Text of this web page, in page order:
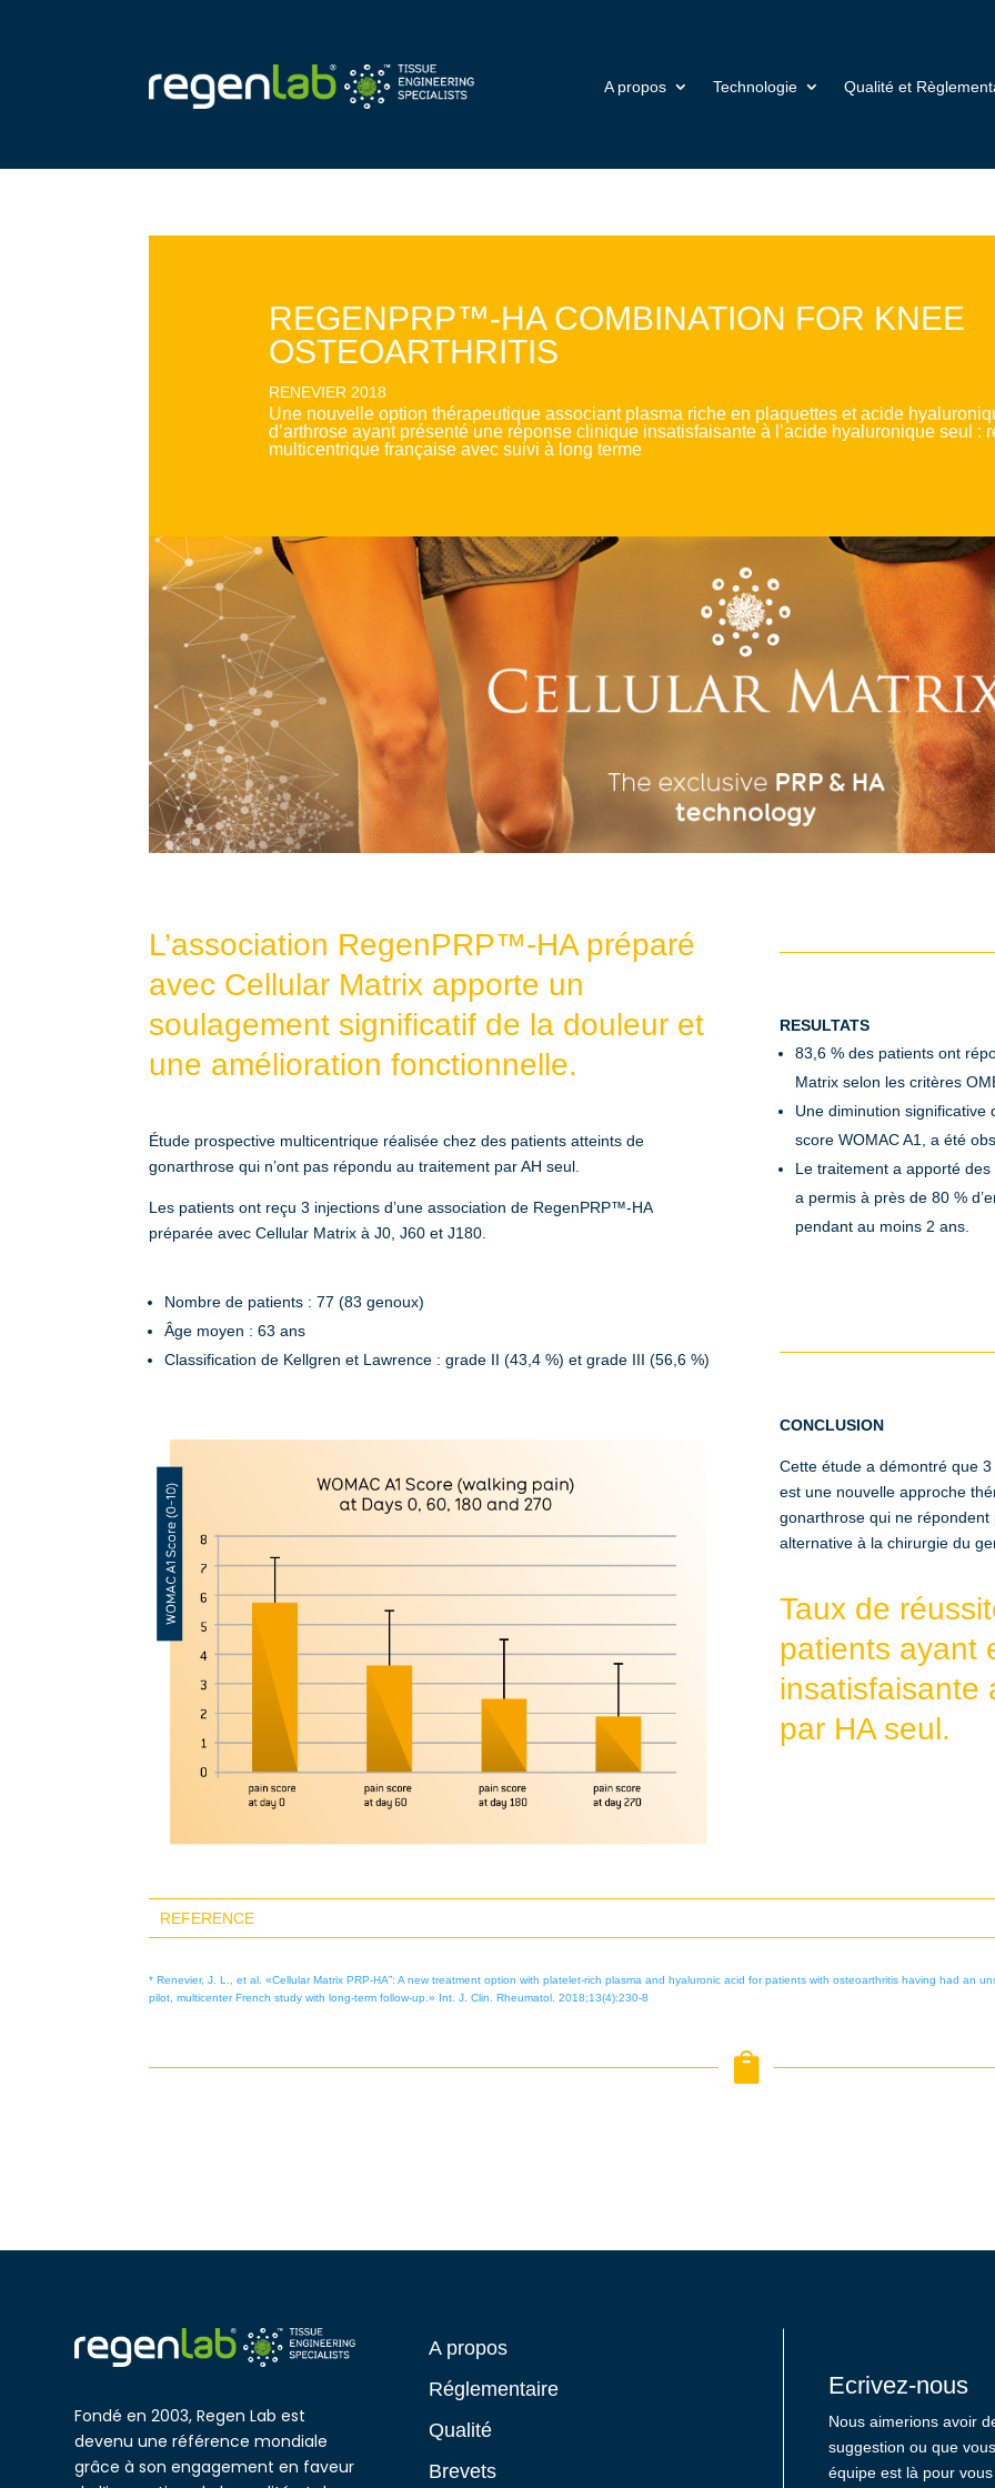
A propos Technologie Qualité et
REGENPRP™-HA COMBINATION FOR KNEE
OSTEOARTHRITIS
RENEVIER 2018
Une nouvelle option thérapeutique associant plasma riche en plaquettes et acide
d’arthrose ayant présenté une réponse clinique insatisfaisante à l’acide hyaluronique seul :
multicentrique française avec suivi à long terme
L’association RegenPRP™-HA préparé
avec Cellular Matrix apporte un
soulagement significatif de la douleur et
une amélioration fonctionnelle.
Étude prospective multicentrique réalisée chez des patients atteints de
gonarthrose qui n’ont pas répondu au traitement par AH seul.
Les patients ont reçu 3 injections d’une association de RegenPRP™-HA
préparée avec Cellular Matrix à J0, J60 et J180.
Nombre de patients : 77 (83 genoux)
Âge moyen : 63 ans
Classification de Kellgren et Lawrence : grade II (43,4 %) et grade III (56,6 %)
RESULTATS
83,6 % des patients ont
Matrix selon les critères
Une diminution significative
score WOMAC A1, a été
Le traitement a apporté
a permis à près de 80 %
pendant au moins 2 ans.
CONCLUSION
Cette étude a démontré que
est une nouvelle approche
gonarthrose qui ne
alternative à la chirurgie du
Taux de
patients ayant
insatisfaisante
par HA seul.
REFERENCE
* Renevier, J. L., et al. «Cellular Matrix PRP-HA”: A new treatment option with platelet-rich plasma and hyaluronic acid for patients with osteoarthritis having had an
pilot, multicenter French study with long-term follow-up.» Int. J. Clin. Rheumatol. 2018;13(4):230-8

Fondé en 2003, Regen Lab est
devenu une référence mondiale
grâce à son engagement en faveur
A propos
Réglementaire
Qualité
Brevets
Ecrivez-nous
Nous aimerions avoir
suggestion ou que
équipe est là pour